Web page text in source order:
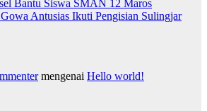
Bantu Siswa SMAN 12 Maros
Antusias Ikuti Pengisian Sulingjar
mengenai Hello world!